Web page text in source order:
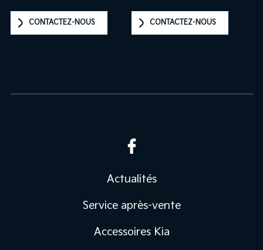
CONTACTEZ-NOUS CONTACTEZ-NOUS
Actualités
Service après-vente
Accessoires Kia